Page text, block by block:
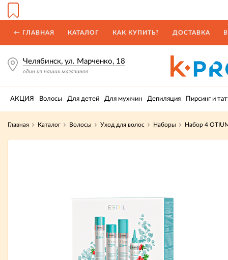
← ГЛАВНАЯ КАТАЛОГ КАК КУПИТЬ? ДОСТАВКА
Челябинск, ул. Марченко, 18
один из наших магазинов
АКЦИЯ Волосы Для детей Для мужчин Депиляция Пирсинг и
Главная Каталог Волосы Уход для волос Наборы Набор 4